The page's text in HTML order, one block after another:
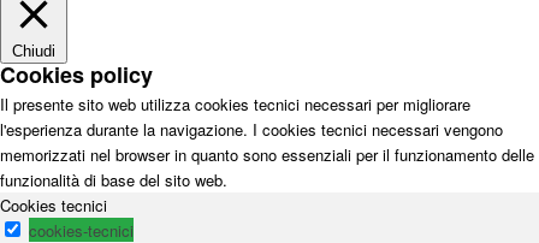
Chiudi
Cookies policy
Il presente sito web utilizza cookies tecnici necessari per migliorare
l'esperienza durante la navigazione. I cookies tecnici necessari vengono
memorizzati nel browser in quanto sono essenziali per il funzionamento delle
funzionalità di base del sito web.
Cookies tecnici
cookies-tecnici